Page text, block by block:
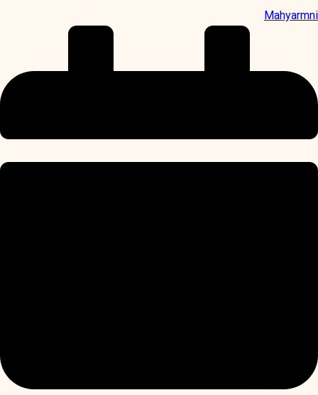
Mahyarmni